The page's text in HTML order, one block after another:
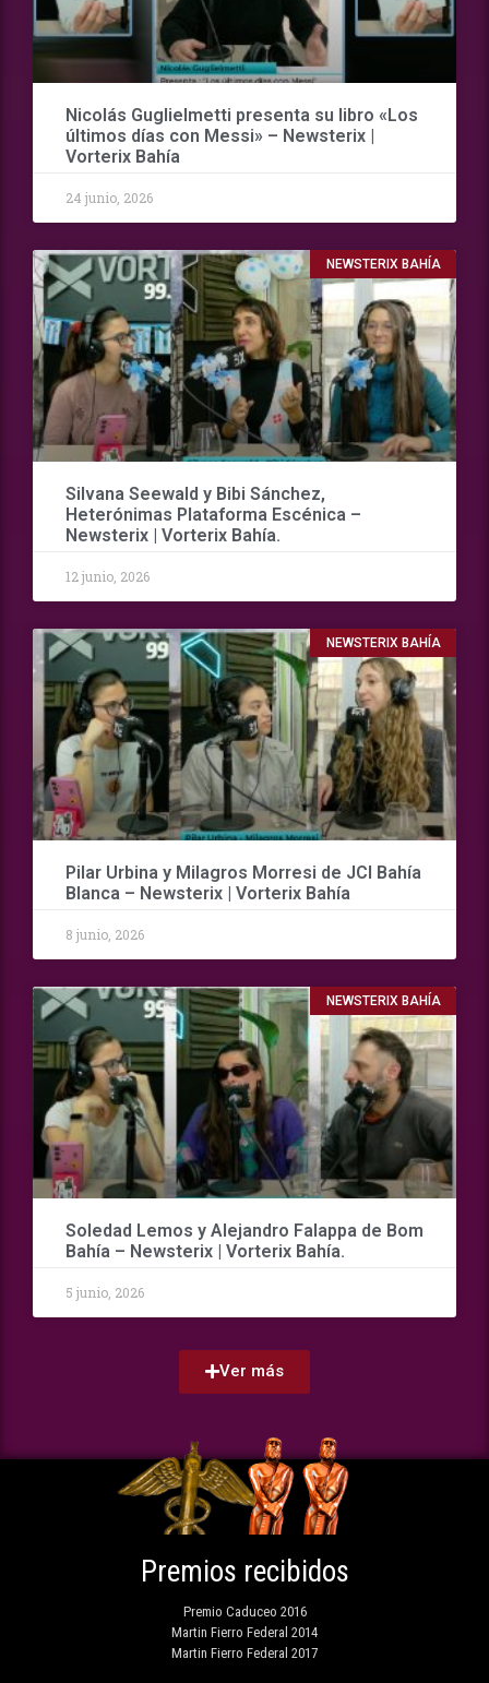
Nicolás Guglielmetti presenta su libro «Los
últimos días con Messi» – Newsterix |
Vorterix Bahía
24 junio, 2026
NEWSTERIX BAHÍA
Silvana Seewald y Bibi Sánchez,
Heterónimas Plataforma Escénica –
Newsterix | Vorterix Bahía.
12 junio, 2026
NEWSTERIX BAHÍA
Pilar Urbina y Milagros Morresi de JCI Bahía
Blanca – Newsterix | Vorterix Bahía
8 junio, 2026
NEWSTERIX BAHÍA
Soledad Lemos y Alejandro Falappa de Bom
Bahía – Newsterix | Vorterix Bahía.
5 junio, 2026
Ver más
Premios recibidos
Premio Caduceo 2016
Martin Fierro Federal 2014
Martin Fierro Federal 2017